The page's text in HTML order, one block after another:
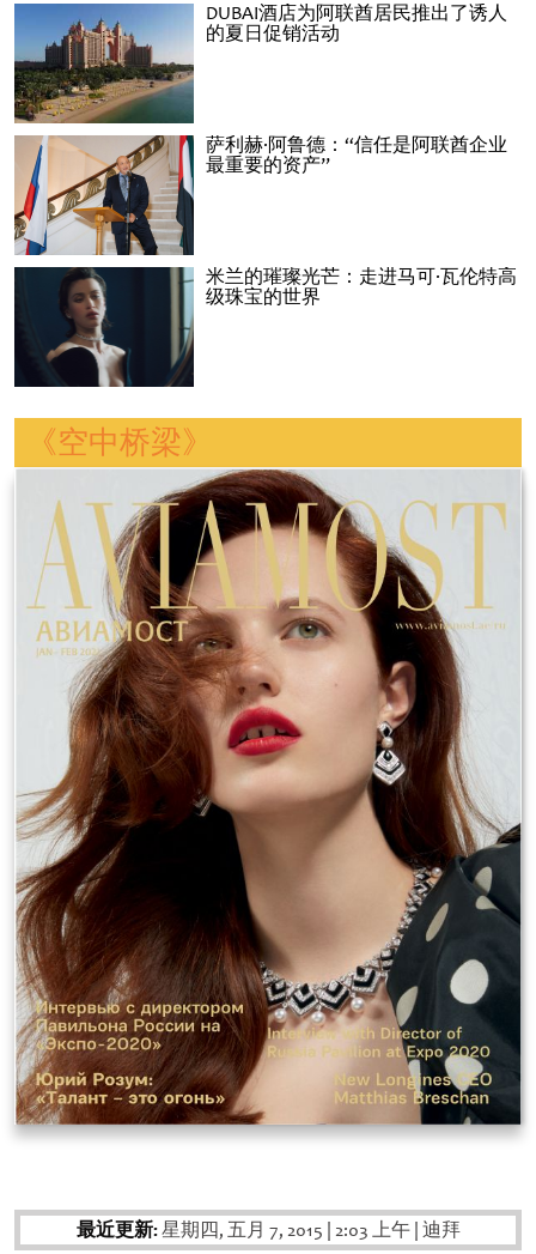
DUBAI酒店为阿联酋居民推出了诱人
的夏日促销活动
萨利赫·阿鲁德：“信任是阿联酋企业
最重要的资产”
米兰的璀璨光芒：走进马可·瓦伦特高
级珠宝的世界
《空中桥梁》
最近更新:星期四, 五月 7, 2015 2:03 上午 迪拜